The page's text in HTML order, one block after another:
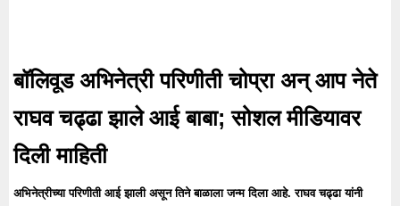
बॉलिवूड अभिनेत्री परिणीती चोप्रा अन् आप नेते
राघव चढ्ढा झाले आई बाबा; सोशल मीडियावर
दिली माहिती
अभिनेत्रीच्या परिणीती आई झाली असून तिने बाळाला जन्म दिला आहे. राघव चढ्ढा यांनी